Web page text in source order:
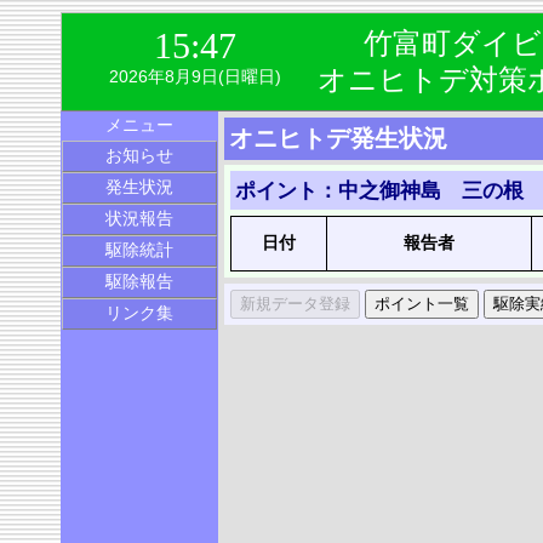
15:47
2026年8月9日(日曜日)
竹富町ダイ
オニヒトデ対策
メニュー
お知らせ
発生状況
状況報告
駆除統計
駆除報告
リンク集
オニヒトデ発生状況
ポイント：中之御神島 三の根
日付 報告者